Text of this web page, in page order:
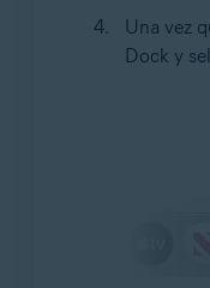
Una vez
Dock y